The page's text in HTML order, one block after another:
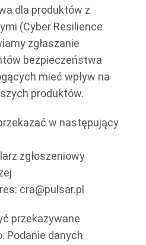
dla produktów z
(Cyber Resilience
zgłaszanie
bezpieczeństwa
mieć wpływ na
produktów.
w następujący
zgłoszeniowy
cra@pulsar.pl
przekazywane
Podanie danych